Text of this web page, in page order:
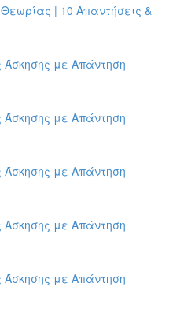
| 10 Απαντήσεις &
Άσκησης με Απάντηση
Άσκησης με Απάντηση
Άσκησης με Απάντηση
Άσκησης με Απάντηση
Άσκησης με Απάντηση